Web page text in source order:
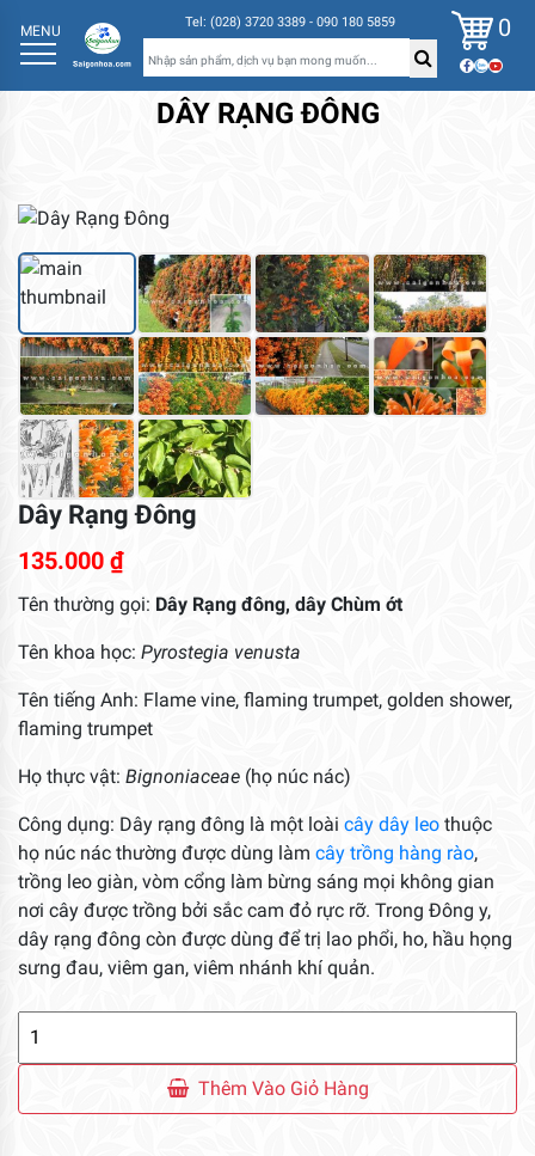
MENU Tel: (028) 3720 3389 - 090 180 5859 0
DÂY RẠNG ĐÔNG
Dây Rạng Đông
135.000 ₫
Tên thường gọi: Dây Rạng đông, dây Chùm ớt
Tên khoa học: Pyrostegia venusta
Tên tiếng Anh: Flame vine, flaming trumpet, golden shower,
flaming trumpet
Họ thực vật: Bignoniaceae (họ núc nác)
Công dụng: Dây rạng đông là một loài cây dây leo thuộc
họ núc nác thường được dùng làm cây trồng hàng rào,
trồng leo giàn, vòm cổng làm bừng sáng mọi không gian
nơi cây được trồng bởi sắc cam đỏ rực rỡ. Trong Đông y,
dây rạng đông còn được dùng để trị lao phổi, ho, hầu họng
sưng đau, viêm gan, viêm nhánh khí quản.
Dây
số
Thêm Vào Giỏ Hàng